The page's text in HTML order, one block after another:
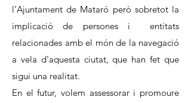
l’Ajuntament de Mataró però sobretot la
implicació de persones i entitats
relacionades amb el món de la navegació
a vela d’aquesta ciutat, que han fet que
sigui una realitat.
En el futur, volem assessorar i promoure